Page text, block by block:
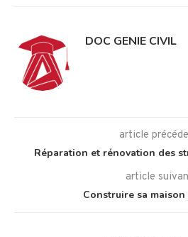
DOC GENIE CIVIL
article
Réparation et rénovation des
article
Construire sa